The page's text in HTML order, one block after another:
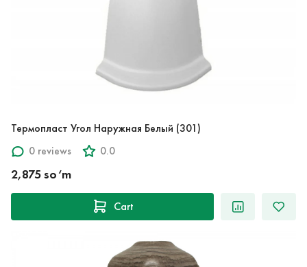
Термопласт Угол Наружная Белый (301)
0 reviews
0.0
2,875 so‘m
Cart